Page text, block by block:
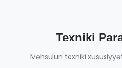
Texniki
Məhsulun texniki